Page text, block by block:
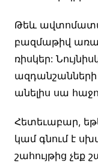
Թեև
բազմաթիվ
ռիսկեր:
անելիս սա
Հետեւաբար,
կամ գնում է
շահույթից չեք